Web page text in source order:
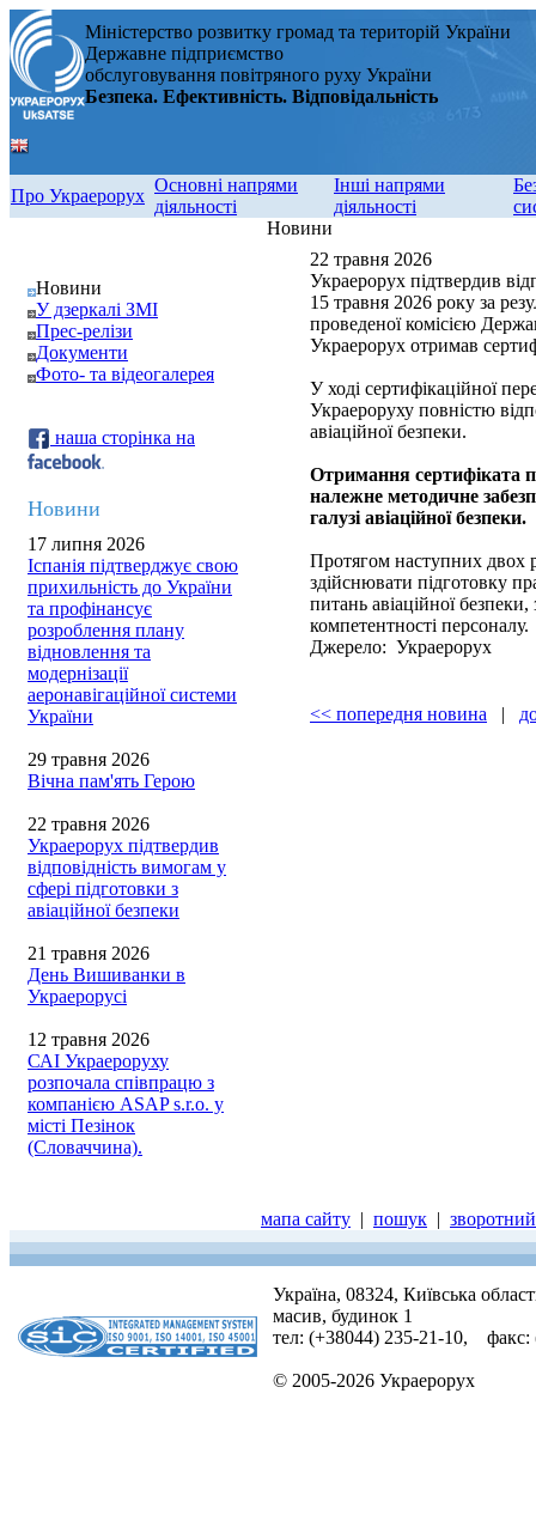
Міністерство розвитку громад та територій України
Державне підприємство
обслуговування повітряного руху України
Безпека. Ефективність. Відповідальність
Про Украерорух
Основні напрями
діяльності
Інші напрями
діяльності
Новини
У дзеркалі ЗМІ
Прес-релізи
Документи
Фото- та відеогалерея
наша сторінка на
Новини
17 липня 2026
Іспанія підтверджує свою
прихильність до України
та профінансує
розроблення плану
відновлення та
модернізації
аеронавігаційної системи
України
29 травня 2026
Вічна пам'ять Герою
22 травня 2026
Украерорух підтвердив
відповідність вимогам у
сфері підготовки з
авіаційної безпеки
21 травня 2026
День Вишиванки в
Украерорусі
12 травня 2026
САІ Украероруху
розпочала співпрацю з
компанією ASAP s.r.o. у
місті Пезінок
(Словаччина).
Новини
22 травня 2026
Украерорух підтвердив
15 травня 2026 року за
проведеної комісією
Украерорух отримав
У ході сертифікаційної
Украероруху повністю
авіаційної безпеки.
Отримання сертифіката
належне методичне
галузі авіаційної безпеки.
Протягом наступних двох
здійснювати підготовку
питань авіаційної
компетентності персоналу.
Джерело: Украерорух
<< попередня новина |
мапа сайту | пошук |
Україна, 08324, Київська
масив, будинок 1
тел: (+38044) 235-21-10, факс:
© 2005-2026 Украерорух